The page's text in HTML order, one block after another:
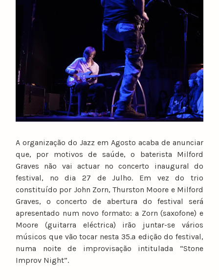
A organização do Jazz em Agosto acaba de anunciar
que, por motivos de saúde, o baterista Milford
Graves não vai actuar no concerto inaugural do
festival, no dia 27 de Julho. Em vez do trio
constituído por John Zorn, Thurston Moore e Milford
Graves, o concerto de abertura do festival será
apresentado num novo formato: a Zorn (saxofone) e
Moore (guitarra eléctrica) irão juntar-se vários
músicos que vão tocar nesta 35.ª edição do festival,
numa noite de improvisação intitulada “Stone
Improv Night”.